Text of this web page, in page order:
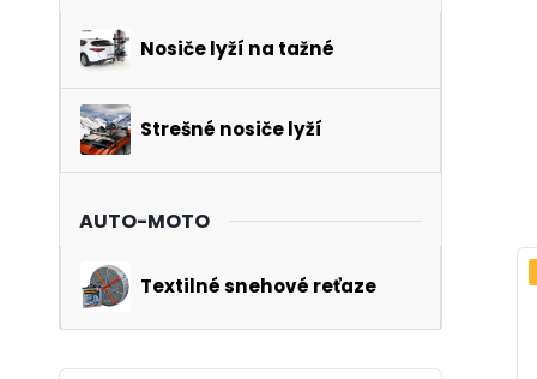
Nosiče lyží na tažné
Strešné nosiče lyží
AUTO-MOTO
Textilné snehové reťaze